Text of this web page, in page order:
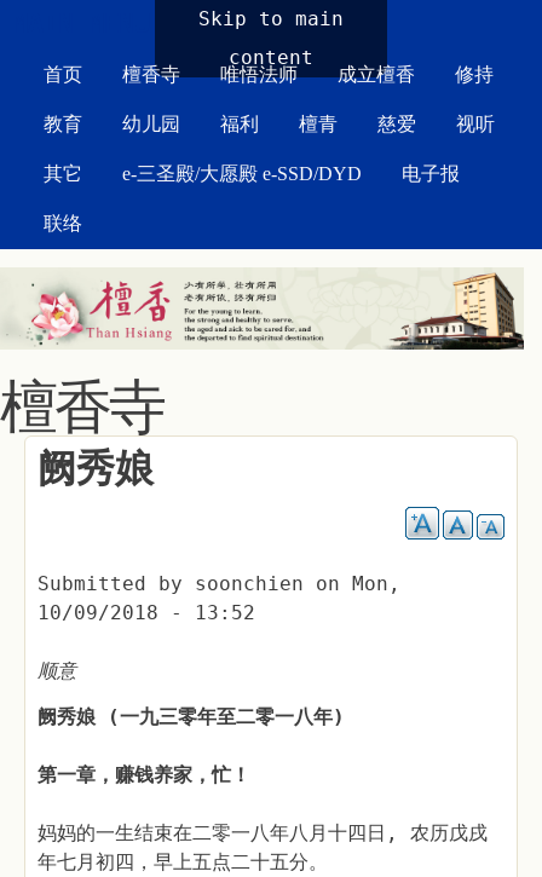
Skip to main
content
首页 檀香寺 唯悟法师 成立檀香 修持
教育 幼儿园 福利 檀青 慈爱 视听
其它 e-三圣殿/大愿殿 e-SSD/DYD 电子报
联络
檀香寺
阙秀娘
Submitted by soonchien on Mon,
10/09/2018 - 13:52
顺意
阙秀娘 (一九三零年至二零一八年)
第一章，赚钱养家，忙！
妈妈的一生结束在二零一八年八月十四日, 农历戊戌
年七月初四，早上五点二十五分。